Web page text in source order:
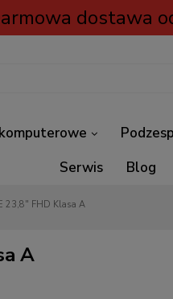
dostawa
Serwis
Blog
23,8" FHD Klasa A
A